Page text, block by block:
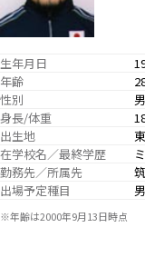
生年月日
年齢
性別
身長/体重
出生地
在学校名／最終学歴
勤務先／所属先
出場予定種目
※年齢は2000年9月13日時点